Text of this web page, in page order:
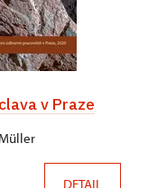
v Praze
DETAIL